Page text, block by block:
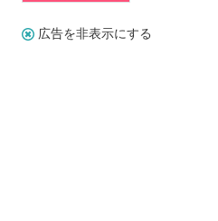
広告を非表示にする